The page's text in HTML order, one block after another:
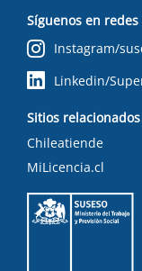
Síguenos en redes
Instagram/
Linkedin/
Sitios relacionados
Chileatiende
MiLicencia.cl